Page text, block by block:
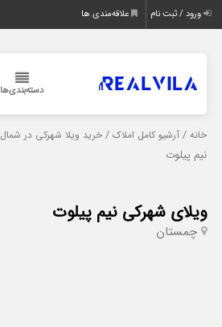
ورود / ثبت نام علاقه‌مندی ها
دسته‌بندی‌ها
خانه /آرشیو کامل املاک /خرید ویلا شهرکی در شمال
نیم پیلوت
ویلای شهرکی نیم پیلوت
چمستان